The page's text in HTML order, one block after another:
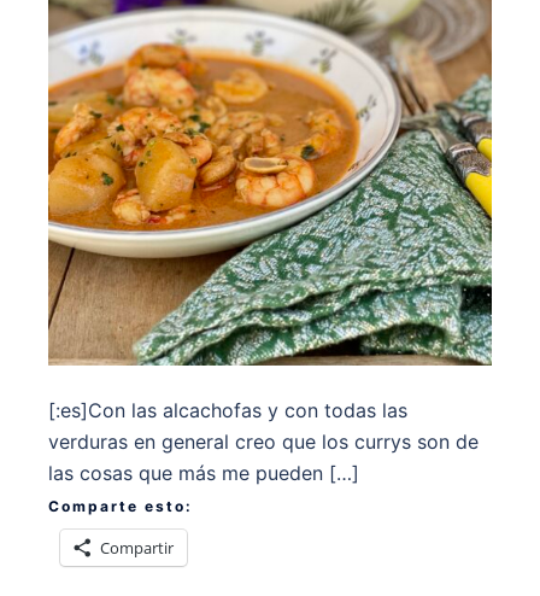
[:es]Con las alcachofas y con todas las
verduras en general creo que los currys son de
las cosas que más me pueden […]
Comparte esto:
Compartir